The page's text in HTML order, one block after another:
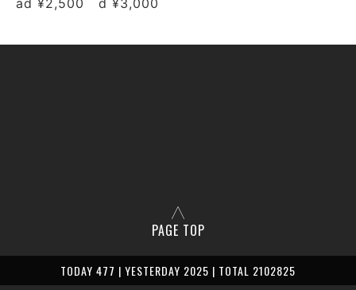
ad ¥2,500 d ¥3,000
PAGE TOP
TODAY 477 | YESTERDAY 2025 | TOTAL 2102825